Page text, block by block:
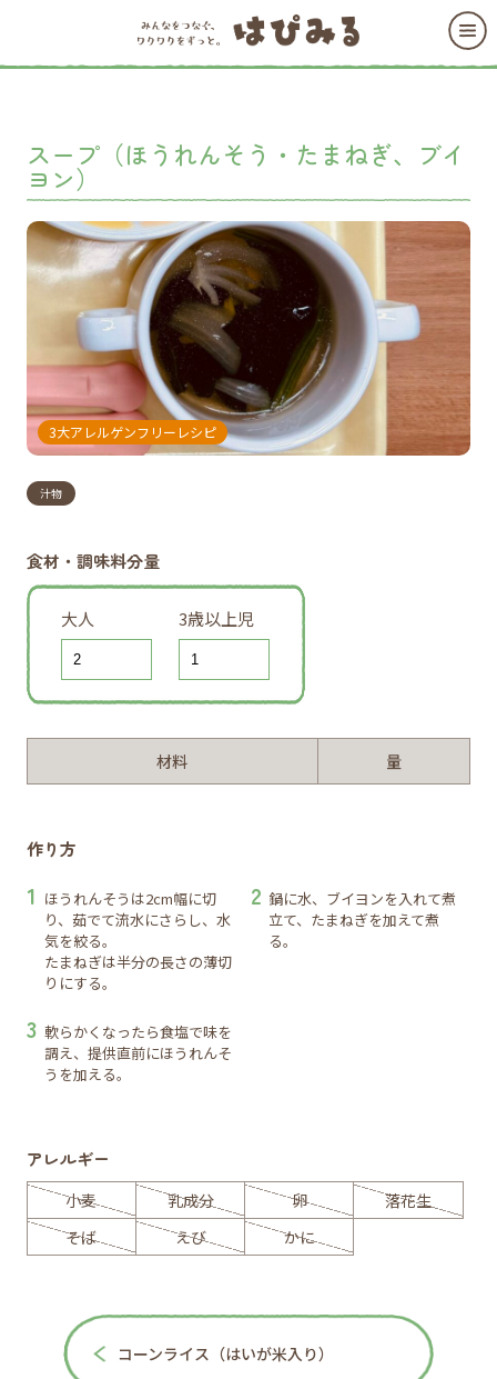
スープ（ほうれんそう・たまねぎ、ブイ
ヨン）
3大アレルゲンフリーレシピ
汁物
食材・調味料分量
大人 3歳以上児
材料 量
作り方
ほうれんそうは2cm幅に切
り、茹でて流水にさらし、水
気を絞る。
たまねぎは半分の長さの薄切
りにする。
鍋に水、ブイヨンを入れて煮
立て、たまねぎを加えて煮
る。
軟らかくなったら食塩で味を
調え、提供直前にほうれんそ
うを加える。
アレルギー
小麦 乳成分 卵
落花生
そば
えび かに
コーンライス（はいが米入り）